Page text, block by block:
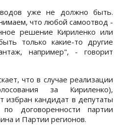
уже не должно быть.
что любой самоотвод -
решение Кириленко или
только какие-то другие
например", - говорит
что в случае реализации
за Кириленко),
избран кандидат в депутаты
партии
и Партии регионов.